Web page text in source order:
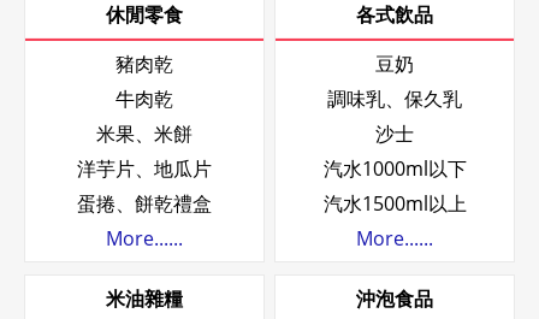
休閒零食
豬肉乾
牛肉乾
米果、米餅
洋芋片、地瓜片
蛋捲、餅乾禮盒
More......
各式飲品
豆奶
調味乳、保久乳
沙士
汽水1000ml以下
汽水1500ml以上
More......
米油雜糧
沖泡食品